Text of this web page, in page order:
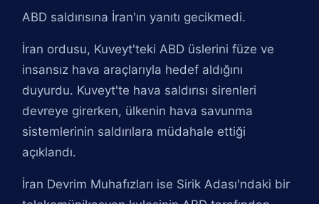
ABD saldırısına İran'ın yanıtı gecikmedi.
İran ordusu, Kuveyt'teki ABD üslerini füze ve
insansız hava araçlarıyla hedef aldığını
duyurdu. Kuveyt'te hava saldırısı sirenleri
devreye girerken, ülkenin hava savunma
sistemlerinin saldırılara müdahale ettiği
açıklandı.
İran Devrim Muhafızları ise Sirik Adası'ndaki bir